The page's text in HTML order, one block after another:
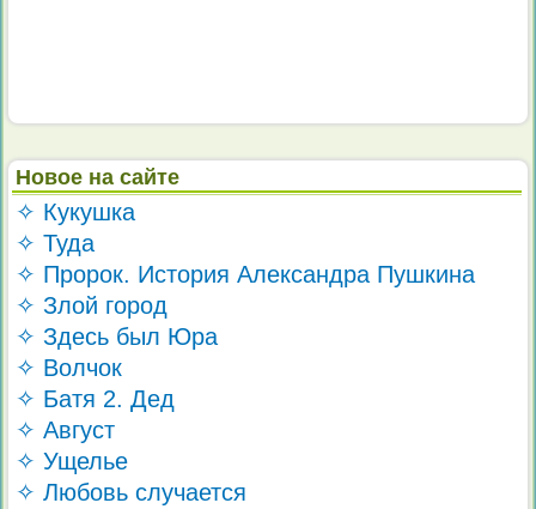
Новое на сайте
✧ Кукушка
✧ Туда
✧ Пророк. История Александра Пушкина
✧ Злой город
✧ Здесь был Юра
✧ Волчок
✧ Батя 2. Дед
✧ Август
✧ Ущелье
✧ Любовь случается